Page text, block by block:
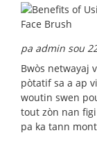
pa admin sou
Bwòs netwayaj
pòtatif sa a ap
woutin swen
tout zòn nan
pa ka tann